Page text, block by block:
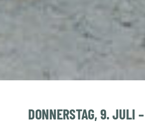
DONNERSTAG, 9. JULI